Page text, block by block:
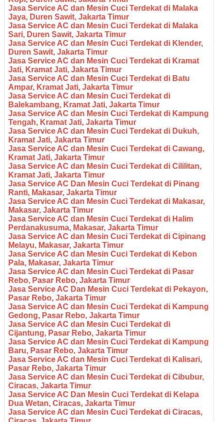
Jasa Service AC dan Mesin Cuci Terdekat di Malaka
Jaya, Duren Sawit, Jakarta Timur
Jasa Service AC dan Mesin Cuci Terdekat di Malaka
Sari, Duren Sawit, Jakarta Timur
Jasa Service AC dan Mesin Cuci Terdekat di Klender,
Duren Sawit, Jakarta Timur
Jasa Service AC dan Mesin Cuci Terdekat di Kramat
Jati, Kramat Jati, Jakarta Timur
Jasa Service AC dan Mesin Cuci Terdekat di Batu
Ampar, Kramat Jati, Jakarta Timur
Jasa Service AC dan Mesin Cuci Terdekat di
Balekambang, Kramat Jati, Jakarta Timur
Jasa Service AC dan Mesin Cuci Terdekat di Kampung
Tengah, Kramat Jati, Jakarta Timur
Jasa Service AC dan Mesin Cuci Terdekat di Dukuh,
Kramat Jati, Jakarta Timur
Jasa Service AC dan Mesin Cuci Terdekat di Cawang,
Kramat Jati, Jakarta Timur
Jasa Service AC dan Mesin Cuci Terdekat di Cililitan,
Kramat Jati, Jakarta Timur
Jasa Service AC Dan Mesin Cuci Terdekat di Pinang
Ranti, Makasar, Jakarta Timur
Jasa Service AC dan Mesin Cuci Terdekat di Makasar,
Makasar, Jakarta Timur
Jasa Service AC dan Mesin Cuci Terdekat di Halim
Perdanakusuma, Makasar, Jakarta Timur
Jasa Service AC dan Mesin Cuci Terdekat di Cipinang
Melayu, Makasar, Jakarta Timur
Jasa Service AC dan Mesin Cuci Terdekat di Kebon
Pala, Makasar, Jakarta Timur
Jasa Service AC dan Mesin Cuci Terdekat di Pasar
Rebo, Pasar Rebo, Jakarta Timur
Jasa Service AC Dan Mesin Cuci Terdekat di Pekayon,
Pasar Rebo, Jakarta Timur
Jasa Service AC dan Mesin Cuci Terdekat di Kampung
Gedong, Pasar Rebo, Jakarta Timur
Jasa Service AC dan Mesin Cuci Terdekat di
Cijantung, Pasar Rebo, Jakarta Timur
Jasa Service AC dan Mesin Cuci Terdekat di Kampung
Baru, Pasar Rebo, Jakarta Timur
Jasa Service AC dan Mesin Cuci Terdekat di Kalisari,
Pasar Rebo, Jakarta Timur
Jasa Service AC dan Mesin Cuci Terdekat di Cibubur,
Ciracas, Jakarta Timur
Jasa Service AC Dan Mesin Cuci Terdekat di Kelapa
Dua Wetan, Ciracas, Jakarta Timur
Jasa Service AC dan Mesin Cuci Terdekat di Ciracas,